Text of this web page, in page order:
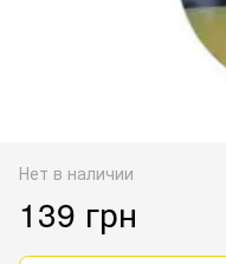
Нет в наличии
139 грн